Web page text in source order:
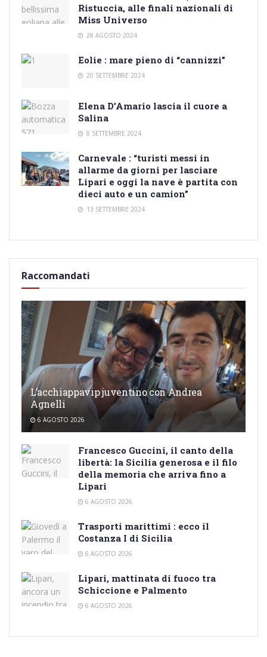
Ristuccia, alle finali nazionali di
Miss Universo
28 AGOSTO 2024
Eolie : mare pieno di “cannizzi”
20 SETTEMBRE 2024
Elena D’Amario lascia il cuore a
Salina
8 SETTEMBRE 2024
Carnevale : “turisti messi in
allarme da giorni per lasciare
Lipari e oggi la nave è partita con
dieci auto e un camion”
13 SETTEMBRE 2024
Raccomandati
L’acchiappavip juventino con Andrea
Agnelli
6 AGOSTO 2026
Francesco Guccini, il canto della
libertà: la Sicilia generosa e il filo
della memoria che arriva fino a
Lipari
6 AGOSTO 2026
Trasporti marittimi : ecco il
Costanza I di Sicilia
6 AGOSTO 2026
Lipari, mattinata di fuoco tra
Schiccione e Palmento
6 AGOSTO 2026